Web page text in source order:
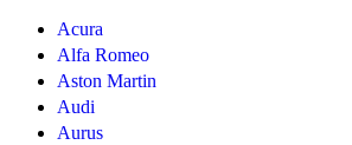
Acura
Alfa Romeo
Aston Martin
Audi
Aurus